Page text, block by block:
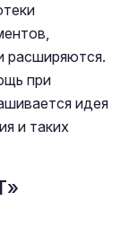
расширяются.
при
идея
и таких